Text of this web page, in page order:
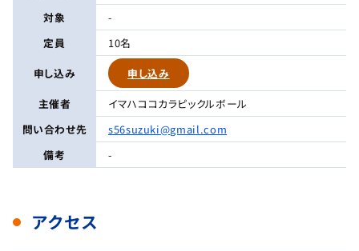
対象
-
定員
10名
申し込み
申し込み
主催者
イマハココカラピックルボール
問い合わせ先
s56suzuki@gmail.com
備考
-
アクセス